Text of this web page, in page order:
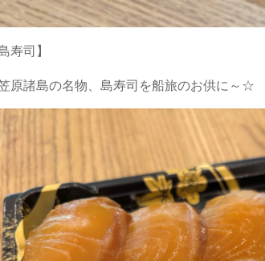
寿司】
原諸島の名物、島寿司を船旅のお供に～☆